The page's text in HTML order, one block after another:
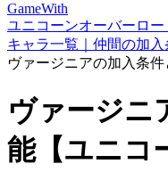
GameWith
ユニコーンオーバーロー
キャラ一覧｜仲間の加入
ヴァージニアの加入条
ヴァージニ
能【ユニコ